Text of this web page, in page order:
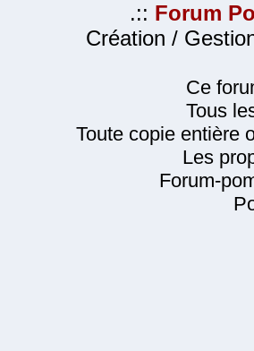
.:: Forum
Création /
Ce
Tous
Toute copie entière
Les
Forum-